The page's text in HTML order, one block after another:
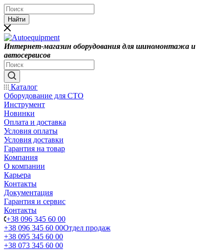
Найти
Интернет-магазин оборудования для шиномонтажа и
автосервисов
Каталог
Оборудование для СТО
Инструмент
Новинки
Оплата и доставка
Условия оплаты
Условия доставки
Гарантия на товар
Компания
О компании
Карьера
Контакты
Документация
Гарантия и сервис
Контакты
+38 096 345 60 00
+38 096 345 60 00Отдел продаж
+38 095 345 60 00
+38 073 345 60 00